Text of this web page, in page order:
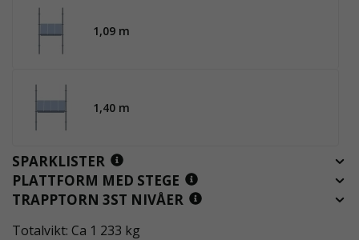
1,09 m
1,40 m
SPARKLISTER
PLATTFORM MED STEGE
TRAPPTORN 3ST NIVÅER
Totalvikt: Ca 1 233 kg